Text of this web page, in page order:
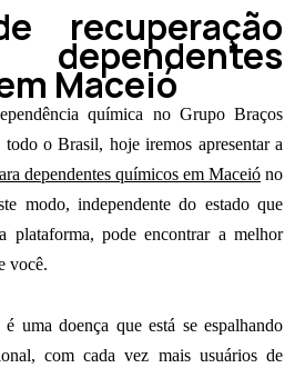
recuperação
Maceió
química no Grupo Braços
todo o Brasil, hoje iremos apresentar a
dependentes químicos em Maceió no
modo, independente do estado que
plataforma, pode encontrar a melhor
você.
uma doença que está se espalhando
com cada vez mais usuários de